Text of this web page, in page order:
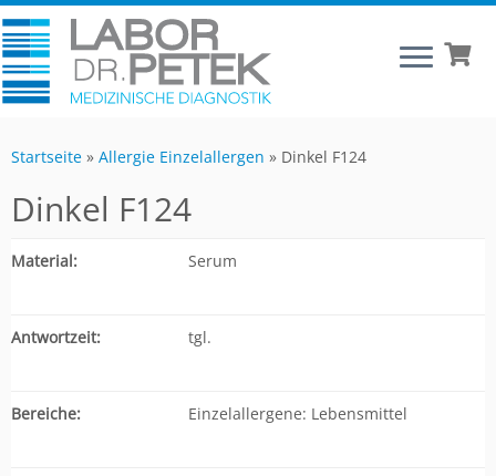
Startseite » Allergie Einzelallergen » Dinkel F124
Dinkel F124
Material: Serum
Antwortzeit: tgl.
Bereiche: Einzelallergene: Lebensmittel